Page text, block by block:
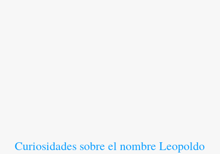
Curiosidades sobre el nombre Leopoldo